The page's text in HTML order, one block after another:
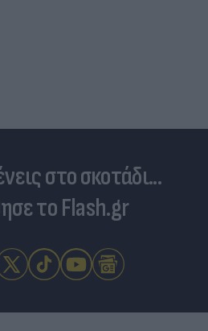
στο σκοτάδι...
το Flash.gr